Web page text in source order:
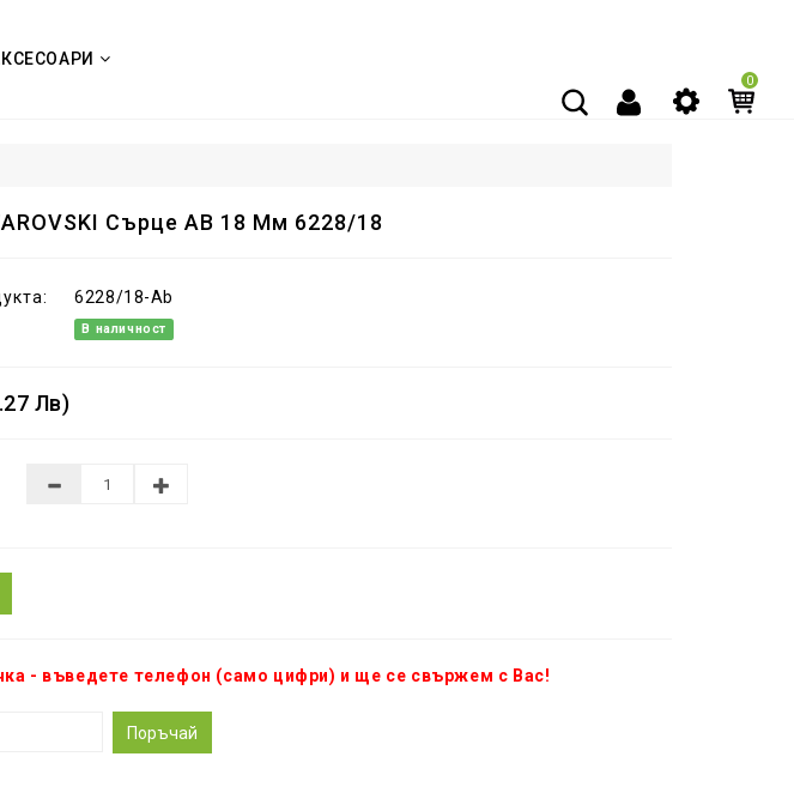
0
Сърце AB 18 Мм 6228/18
6228/18-Ab
В наличност
Лв)
- въведете телефон (само цифри) и ще се свържем с Вас!
Поръчай